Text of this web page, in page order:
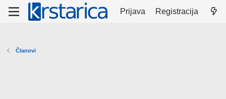
Prijava Registracija
Članovi